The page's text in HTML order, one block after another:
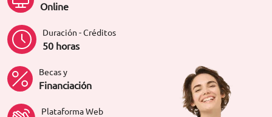
Online
Duración - Créditos
50 horas
Becas y
Financiación
Plataforma Web